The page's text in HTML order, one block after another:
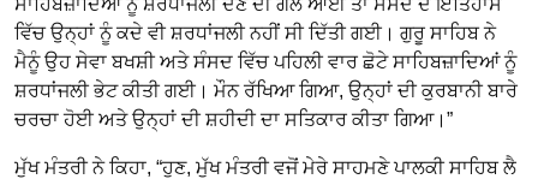
ਸਾਹਿਬਜ਼ਾਦਿਆਂ ਨੂੰ ਸ਼ਰਧਾਂਜਲੀ ਦੇਣ ਦੀ ਗੱਲ ਆਈ ਤਾਂ ਸੰਸਦ ਦੇ ਇਤਿਹਾਸ
ਵਿੱਚ ਉਨ੍ਹਾਂ ਨੂੰ ਕਦੇ ਵੀ ਸ਼ਰਧਾਂਜਲੀ ਨਹੀਂ ਸੀ ਦਿੱਤੀ ਗਈ। ਗੁਰੂ ਸਾਹਿਬ ਨੇ
ਮੈਨੂੰ ਉਹ ਸੇਵਾ ਬਖਸ਼ੀ ਅਤੇ ਸੰਸਦ ਵਿੱਚ ਪਹਿਲੀ ਵਾਰ ਛੋਟੇ ਸਾਹਿਬਜ਼ਾਦਿਆਂ ਨੂੰ
ਸ਼ਰਧਾਂਜਲੀ ਭੇਟ ਕੀਤੀ ਗਈ। ਮੌਨ ਰੱਖਿਆ ਗਿਆ, ਉਨ੍ਹਾਂ ਦੀ ਕੁਰਬਾਨੀ ਬਾਰੇ
ਚਰਚਾ ਹੋਈ ਅਤੇ ਉਨ੍ਹਾਂ ਦੀ ਸ਼ਹੀਦੀ ਦਾ ਸਤਿਕਾਰ ਕੀਤਾ ਗਿਆ।”
ਮੁੱਖ ਮੰਤਰੀ ਨੇ ਕਿਹਾ, “ਹੁਣ, ਮੁੱਖ ਮੰਤਰੀ ਵਜੋਂ ਮੇਰੇ ਸਾਹਮਣੇ ਪਾਲਕੀ ਸਾਹਿਬ ਲੈ